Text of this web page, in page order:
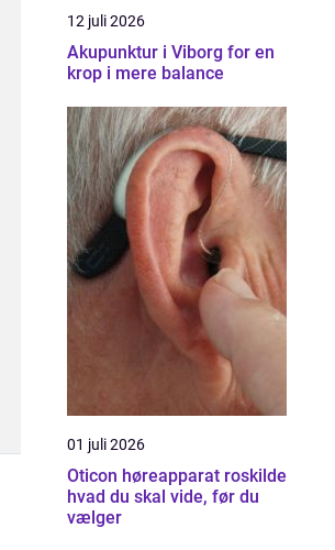
12 juli 2026
Akupunktur i Viborg for en
krop i mere balance
01 juli 2026
Oticon høreapparat roskilde
hvad du skal vide, før du
vælger